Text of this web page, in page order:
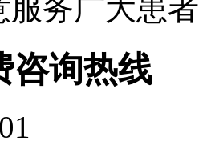
服务广大患者
咨询热线